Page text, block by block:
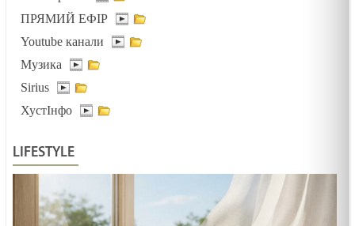
ПРЯМИЙ ЕФІР
Youtube канали
Музика
Sirius
ХустІнфо
LIFESTYLE